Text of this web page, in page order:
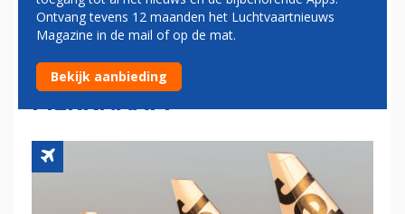
QANTAS TREKT ZICH TERUG
UIT PRIJSVECHTER JETSTAR
JAPAN: NIEUWE EIGENAAR ÉN
MERKNAAM
Ontvang tevens 12 maanden het Luchtvaartnieuws
Magazine in de mail of op de mat.
Bekijk aanbieding